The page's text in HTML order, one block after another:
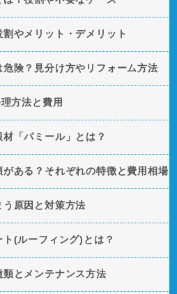
やメリット・デメリット
険？見分け方やリフォーム方法
方法と費用
「パミール」とは？
ある？それぞれの特徴と費用相場
原因と対策方法
(ルーフィング)とは？
とメンテナンス方法